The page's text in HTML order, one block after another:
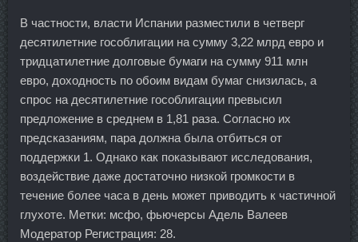
В частности, власти Испании разместили в четверг
десятилетние гособлигации на сумму 3,22 млрд евро и
тридцатилетние долговые бумаги на сумму 911 млн
евро, доходность по обоим видам бумаг снизилась, а
спрос на десятилетние гособлигации превысил
предложение в среднем в 1,81 раза. Согласно их
предсказаниям, пара должна была отбиться от
поддержки 1. Однако как показывают исследования,
воздействие даже достаточно низкой громкости в
течение более часа в день может приводить к частичной
глухоте. Метки: мсфо, фьючерсы Адель Валеев
Модератор Регистрация: 28.